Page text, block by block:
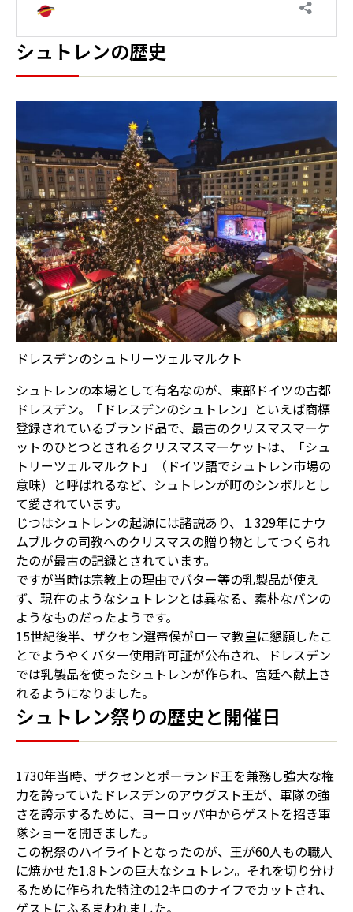
シュトレンの歴史
ドレスデンのシュトリーツェルマルクト
シュトレンの本場として有名なのが、東部ドイツの古都
ドレスデン。「ドレスデンのシュトレン」といえば商標
登録されているブランド品で、最古のクリスマスマーケ
ットのひとつとされるクリスマスマーケットは、「シュ
トリーツェルマルクト」（ドイツ語でシュトレン市場の
意味）と呼ばれるなど、シュトレンが町のシンボルとし
て愛されています。
じつはシュトレンの起源には諸説あり、１329年にナウ
ムブルクの司教へのクリスマスの贈り物としてつくられ
たのが最古の記録とされています。
ですが当時は宗教上の理由でバター等の乳製品が使え
ず、現在のようなシュトレンとは異なる、素朴なパンの
ようなものだったようです。
15世紀後半、ザクセン選帝侯がローマ教皇に懇願したこ
とでようやくバター使用許可証が公布され、ドレスデン
では乳製品を使ったシュトレンが作られ、宮廷へ献上さ
れるようになりました。
シュトレン祭りの歴史と開催日
1730年当時、ザクセンとポーランド王を兼務し強大な権
力を誇っていたドレスデンのアウグスト王が、軍隊の強
さを誇示するために、ヨーロッパ中からゲストを招き軍
隊ショーを開きました。
この祝祭のハイライトとなったのが、王が60人もの職人
に焼かせた1.8トンの巨大なシュトレン。それを切り分け
るために作られた特注の12キロのナイフでカットされ、
ゲストにふるまわれました。